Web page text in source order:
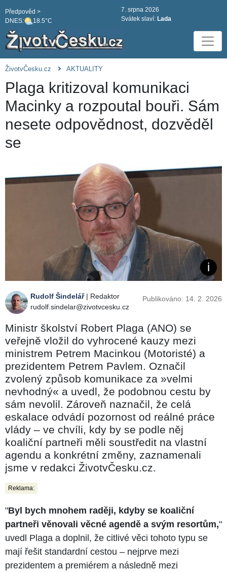
DNES: 18.5°C
Předpověd >
7. srpna 2026
Svátek slaví: Lada
ŽivotvČesku.cz AKTUALITY
Plaga kritizoval komunikaci
Macinky a rozpoutal bouři. Sám
nesete odpovědnost, dozvěděl
se
Rudolf Šindelář| Redaktor
rudolf.sindelar@zivotvcesku.cz
Publikováno: 14. 2. 2026
Ministr školství Robert Plaga (ANO) se
veřejně vložil do vyhrocené kauzy mezi
ministrem Petrem Macinkou (Motoristé) a
prezidentem Petrem Pavlem. Označil
zvolený způsob komunikace za »velmi
nevhodný« a uvedl, že podobnou cestu by
sám nevolil. Zároveň naznačil, že celá
eskalace odvádí pozornost od reálné práce
vlády – ve chvíli, kdy by se podle něj
koaliční partneři měli soustředit na vlastní
agendu a konkrétní změny, zaznamenali
jsme v redakci ŽivotvČesku.cz.
Reklama:
"Byl bych mnohem raději, kdyby se koaliční
partneři věnovali věcné agendě a svým resortům,"
uvedl Plaga a doplnil, že citlivé věci tohoto typu se
mají řešit standardní cestou – nejprve mezi
prezidentem a premiérem a následně mezi